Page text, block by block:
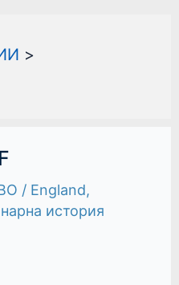
/ England,
история